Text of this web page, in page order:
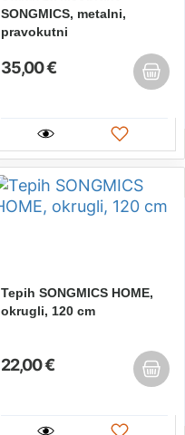
SONGMICS, metalni,
pravokutni
35,00 €
Tepih SONGMICS HOME,
okrugli, 120 cm
22,00 €